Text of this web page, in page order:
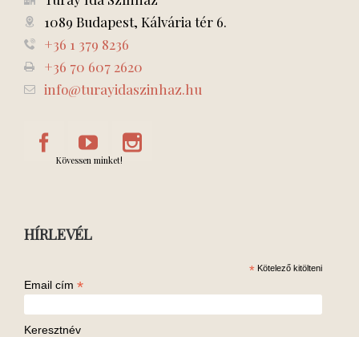
1089 Budapest, Kálvária tér 6.
+36 1 379 8236
+36 70 607 2620
info@turayidaszinhaz.hu
Kövessen minket!
HÍRLEVÉL
* Kötelező kitölteni
Email cím *
Keresztnév